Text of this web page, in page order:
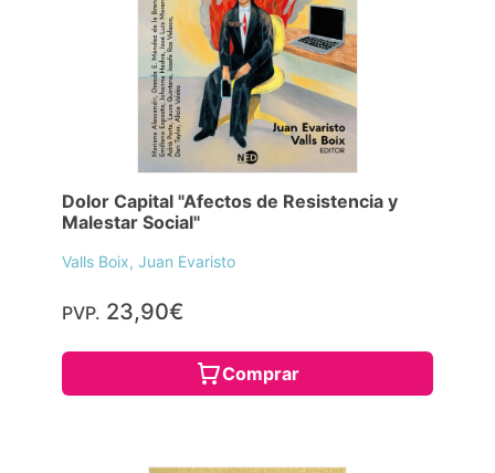
Dolor Capital "Afectos de Resistencia y
Malestar Social"
Valls Boix, Juan Evaristo
PVP. 23,90€
Comprar